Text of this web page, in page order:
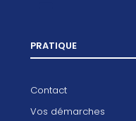
PRATIQUE
Contact
Vos démarches